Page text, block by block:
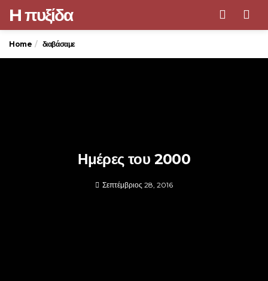
H πυξίδα
Home διαβάσαμε
Ημέρες του 2000
Σεπτέμβριος 28, 2016